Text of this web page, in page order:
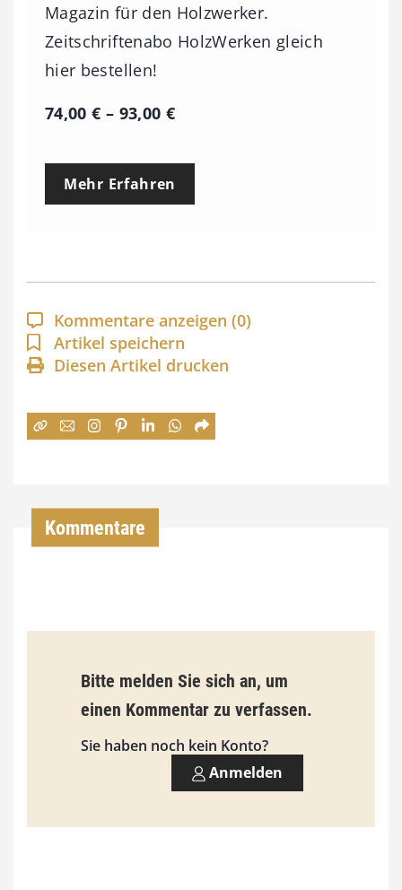
Magazin für den Holzwerker.
Zeitschriftenabo HolzWerken gleich
hier bestellen!
74,00€ – 93,00 €P
e
p
a
n
n
:
€
i
s
9
0
Mehr Erfahren
Kommentare anzeigen (0)
Artikel speichern
Diesen Artikel drucken
Kommentare
Bitte melden Sie sich an, um
einen Kommentar zu verfassen.
Sie haben noch kein Konto?
Anmelden